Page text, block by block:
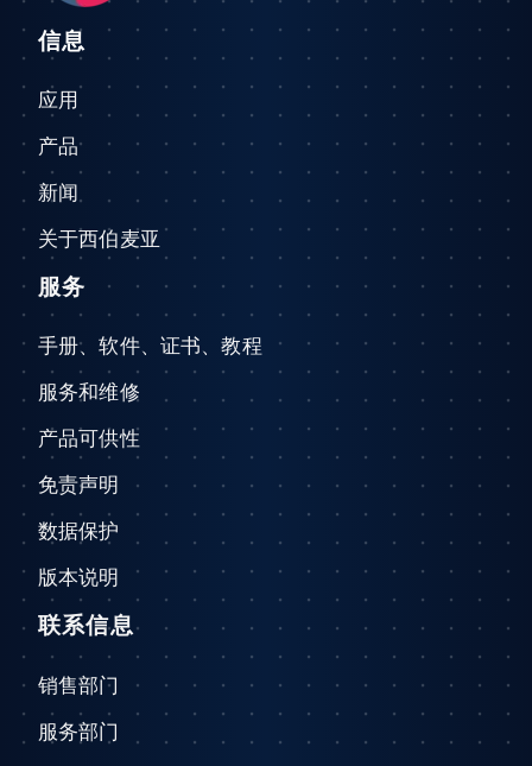
信息
应用
产品
新闻
关于西伯麦亚
服务
手册、软件、证书、教程
服务和维修
产品可供性
免责声明
数据保护
版本说明
联系信息
销售部门
服务部门